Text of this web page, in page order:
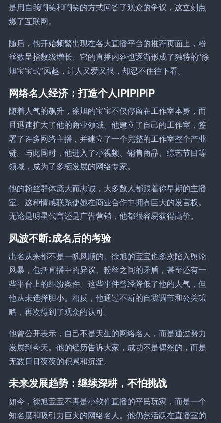
是用自我嘲笑和嘲笑的方式回答了观众的争议，这立刻点
燃了互联网。
随后，他开始频繁出现在各大直播平台的推荐页面上，粉
丝数呈指数级增长。它的直播内容也逐渐形成了独特的“徐
旭宝宝式”风趣，让人又爱又恨，却忍不住往下看。
网络名人经济：打造个人IPIPIPIP
随着人气的飙升，徐旭的宝宝不仅停留在工作室本身，而
且迅速扩大了他的商业领域。他建立了自己的工作室，签
署了许多网络主播，并建立了一个完整的工作室整个产业
链。与此同时，他进入了小视频、销售商品、综艺节目等
领域，成为了多栖发展的网络专家。
他的粉丝群体庞大而忠诚，大多数人都跟着你早期的主播
室。这种情感联系使她在商业合作中拥有巨大的发言权。
无论是明星代言还是广告营销，他都很容易获得高价。
风波不断:成名后的考验
出名从来都不是一帆风顺的。徐旭的宝宝也多次陷入舆论
风暴，包括直播中的异议、粉丝之间的矛盾，甚至还有一
些平台上的纠纷案件。这些事件曾经降低了他的人气，但
他从未选择胆小。相反，他通过不断的自我调节和公关策
略，再次得到了观众的认可。
他曾公开表示，自己不是天生的网络名人，而是通过努力
发展到今天。他的经历告诉大家，成功不是偶然的，而是
无数日日夜夜的积累和沉淀。
未来发展趋势：继续深耕，不怕挑战
如今，徐旭宝宝不再是小软件直播的平民玩家，而是一个
知名度和吸引力巨大的网络名人。他仍然活跃在直播室的